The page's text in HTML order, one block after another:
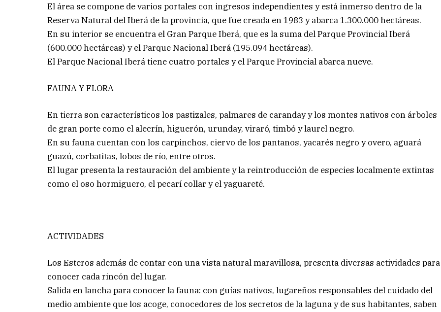
El área se compone de varios portales con ingresos independientes y está inmerso dentro de la
Reserva Natural del Iberá de la provincia, que fue creada en 1983 y abarca 1.300.000 hectáreas.
En su interior se encuentra el Gran Parque Iberá, que es la suma del Parque Provincial Iberá
(600.000 hectáreas) y el Parque Nacional Iberá (195.094 hectáreas).
El Parque Nacional Iberá tiene cuatro portales y el Parque Provincial abarca nueve.
FAUNA Y FLORA
En tierra son característicos los pastizales, palmares de caranday y los montes nativos con árboles
de gran porte como el alecrín, higuerón, urunday, viraró, timbó y laurel negro.
En su fauna cuentan con los carpinchos, ciervo de los pantanos, yacarés negro y overo, aguará
guazú, corbatitas, lobos de río, entre otros.
El lugar presenta la restauración del ambiente y la reintroducción de especies localmente extintas
como el oso hormiguero, el pecarí collar y el yaguareté.
ACTIVIDADES
Los Esteros además de contar con una vista natural maravillosa, presenta diversas actividades para
conocer cada rincón del lugar.
Salida en lancha para conocer la fauna: con guías nativos, lugareños responsables del cuidado del
medio ambiente que los acoge, conocedores de los secretos de la laguna y de sus habitantes, saben